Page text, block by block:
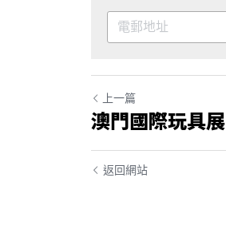
上一篇
澳門國際玩具展
返回網站